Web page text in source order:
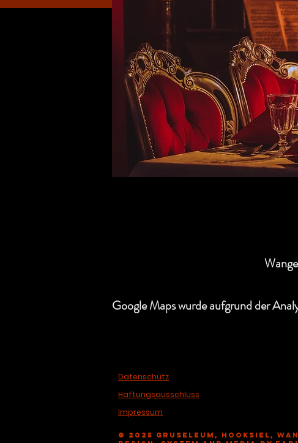
Google Maps wurde aufgrund der
Datenschutz
Haftungsausschluss
Impressum
© 2025 Gruseleum, Hooksiel,